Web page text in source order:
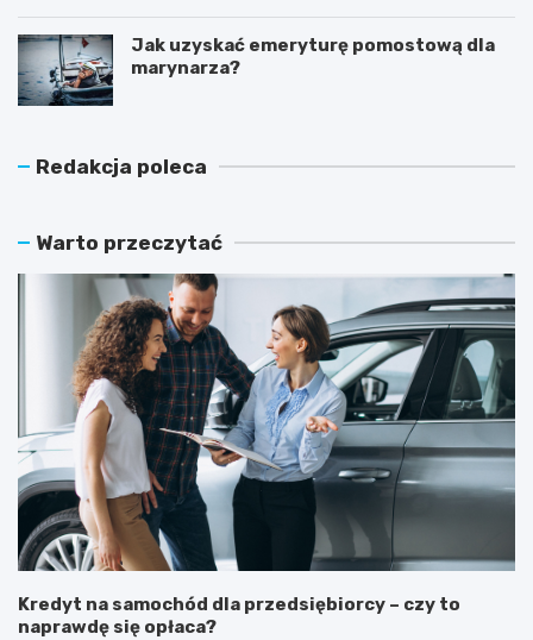
Jak uzyskać emeryturę pomostową dla
marynarza?
Redakcja poleca
Warto przeczytać
Kredyt na samochód dla przedsiębiorcy – czy to
naprawdę się opłaca?